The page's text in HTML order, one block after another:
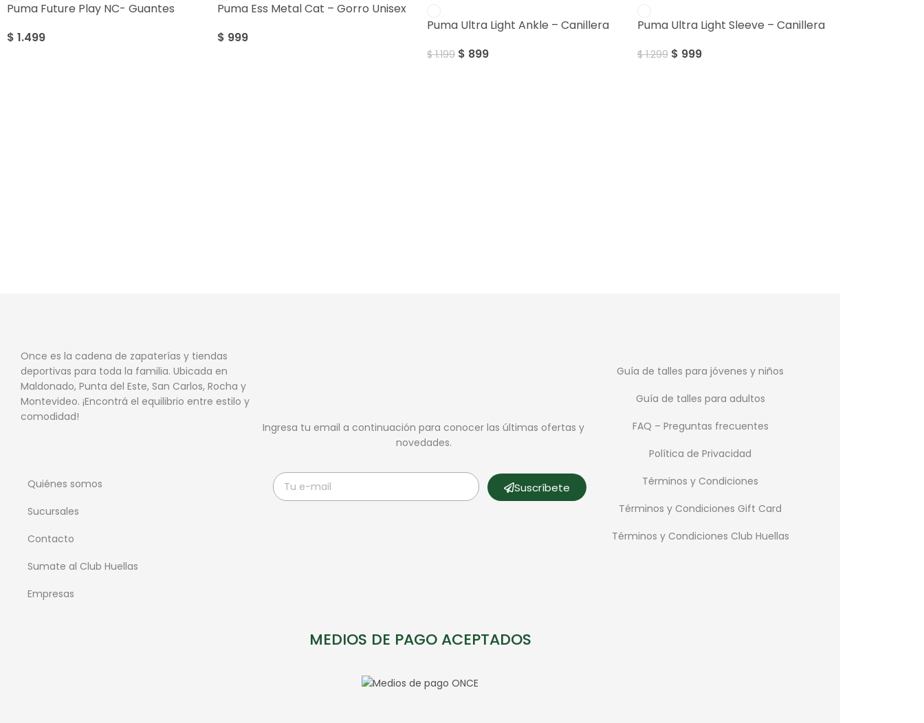
Puma Future Play NC- Guantes
$ 1.499
Puma Ess Metal Cat – Gorro Unisex
$ 999
Puma Ultra Light Ankle – Canillera
$1.199 $ 899
Puma Ultra Light Sleeve – Canillera
$1.299 $ 999
Once es la cadena de zapaterías y tiendas
deportivas para toda la familia. Ubicada en
Maldonado, Punta del Este, San Carlos, Rocha y
Montevideo. ¡Encontrá el equilibrio entre estilo y
comodidad!
Quiénes somos
Sucursales
Contacto
Sumate al Club Huellas
Empresas
Ingresa tu email a continuación para conocer las últimas ofertas y
novedades.
Suscríbete
Guía de talles para jóvenes y niños
Guía de talles para adultos
FAQ – Preguntas frecuentes
Política de Privacidad
Términos y Condiciones
Términos y Condiciones Gift Card
Términos y Condiciones Club Huellas
MEDIOS DE PAGO ACEPTADOS